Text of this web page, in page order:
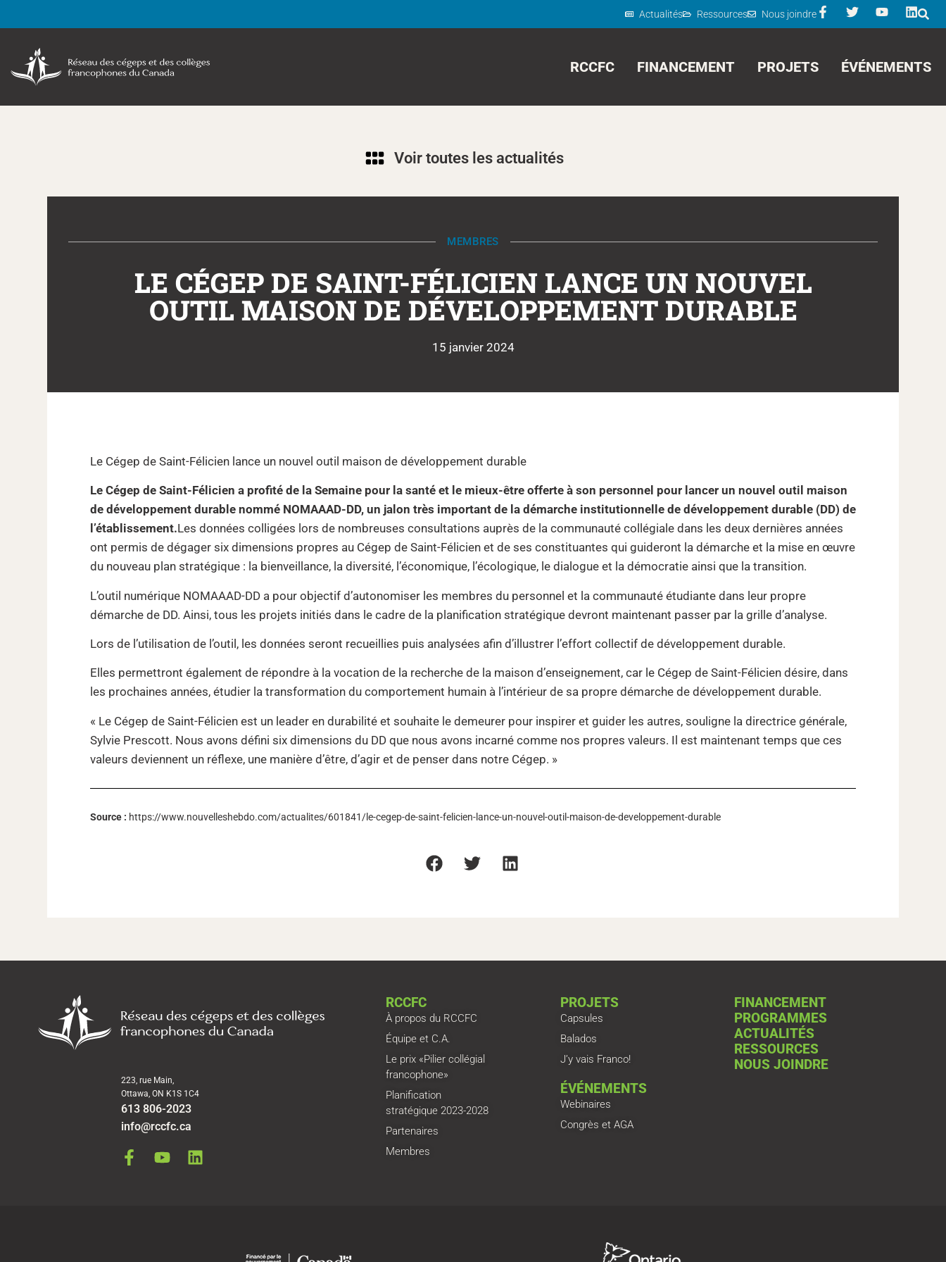
Actualités Ressources Nous joindre
RCCFC FINANCEMENT PROJETS ÉVÉNEMENTS
Voir toutes les actualités
MEMBRES
LE CÉGEP DE SAINT-FÉLICIEN LANCE UN NOUVEL
OUTIL MAISON DE DÉVELOPPEMENT DURABLE
15 janvier 2024
Le Cégep de Saint-Félicien lance un nouvel outil maison de développement durable
Le Cégep de Saint-Félicien a profité de la Semaine pour la santé et le mieux-être offerte à son personnel pour lancer un nouvel outil maison
de développement durable nommé NOMAAAD-DD, un jalon très important de la démarche institutionnelle de développement durable (DD) de
l’établissement.Les données colligées lors de nombreuses consultations auprès de la communauté collégiale dans les deux dernières années
ont permis de dégager six dimensions propres au Cégep de Saint-Félicien et de ses constituantes qui guideront la démarche et la mise en œuvre
du nouveau plan stratégique : la bienveillance, la diversité, l’économique, l’écologique, le dialogue et la démocratie ainsi que la transition.
L’outil numérique NOMAAAD-DD a pour objectif d’autonomiser les membres du personnel et la communauté étudiante dans leur propre
démarche de DD. Ainsi, tous les projets initiés dans le cadre de la planification stratégique devront maintenant passer par la grille d’analyse.
Lors de l’utilisation de l’outil, les données seront recueillies puis analysées afin d’illustrer l’effort collectif de développement durable.
Elles permettront également de répondre à la vocation de la recherche de la maison d’enseignement, car le Cégep de Saint-Félicien désire, dans
les prochaines années, étudier la transformation du comportement humain à l’intérieur de sa propre démarche de développement durable.
« Le Cégep de Saint-Félicien est un leader en durabilité et souhaite le demeurer pour inspirer et guider les autres, souligne la directrice générale,
Sylvie Prescott. Nous avons défini six dimensions du DD que nous avons incarné comme nos propres valeurs. Il est maintenant temps que ces
valeurs deviennent un réflexe, une manière d’être, d’agir et de penser dans notre Cégep. »
Source : https://www.nouvelleshebdo.com/actualites/601841/le-cegep-de-saint-felicien-lance-un-nouvel-outil-maison-de-developpement-durable
223, rue Main,
Ottawa, ON K1S 1C4
613 806-2023
info@rccfc.ca
RCCFC
À propos du RCCFC
Équipe et C.A.
Le prix «Pilier collégial
francophone»
Planification
stratégique 2023-2028
Partenaires
Membres
PROJETS
Capsules
Balados
J’y vais Franco!
ÉVÉNEMENTS
Webinaires
Congrès et AGA
FINANCEMENT
PROGRAMMES
ACTUALITÉS
RESSOURCES
NOUS JOINDRE